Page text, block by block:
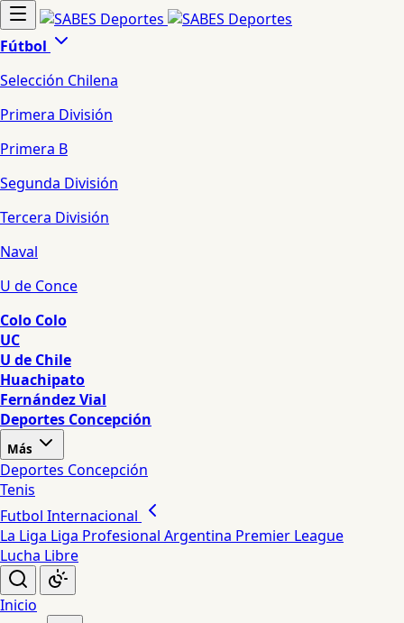
Fútbol
Selección Chilena
Primera División
Primera B
Segunda División
Tercera División
Naval
U de Conce
Colo Colo
UC
U de Chile
Huachipato
Fernández Vial
Deportes Concepción
Más
Deportes Concepción
Tenis
Futbol Internacional
La Liga Liga Profesional Argentina Premier League
Lucha Libre
Inicio